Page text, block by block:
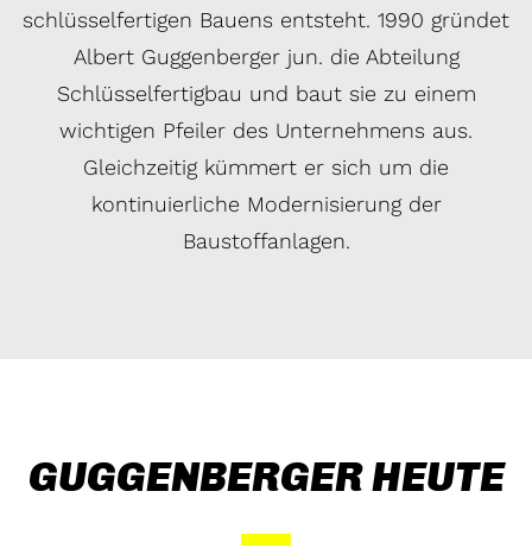
schlüsselfertigen Bauens entsteht. 1990 gründet
Albert Guggenberger jun. die Abteilung
Schlüsselfertigbau und baut sie zu einem
wichtigen Pfeiler des Unternehmens aus.
Gleichzeitig kümmert er sich um die
kontinuierliche Modernisierung der
Baustoffanlagen.
GUGGENBERGER HEUTE